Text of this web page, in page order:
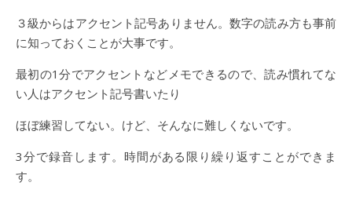
３級からはアクセント記号ありません。数字の読み方も事前
に知っておくことが大事です。
最初の1分でアクセントなどメモできるので、読み慣れてな
い人はアクセント記号書いたり
ほぼ練習してない。けど、そんなに難しくないです。
3分で録音します。時間がある限り繰り返すことができま
す。